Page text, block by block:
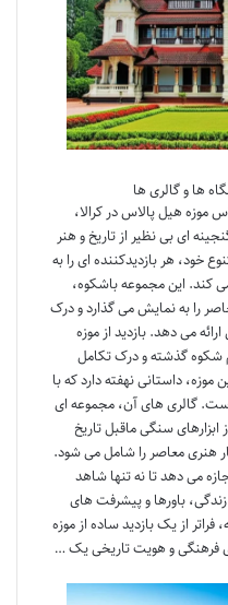
ها و گالری ها
موزه هیل پالاس در کرالا،
ای بی نظیر از تاریخ و هنر
خود، هر بازدیدکننده ای را به
کند. این مجموعه باشکوه،
را به نمایش می گذارد و درک
می دهد. بازدید از موزه
گذشته و درک تکامل
داستانی نهفته دارد که با
گالری های آن، مجموعه ای
ابزارهای سنگی ماقبل تاریخ
هنری معاصر را شامل می شود.
می دهد تا نه تنها شاهد
باورها و پیشرفت های
از یک بازدید ساده از موزه
فرهنگی و هویت تاریخی یک …